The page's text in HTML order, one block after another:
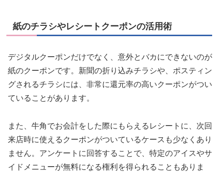
紙のチラシやレシートクーポンの活用術
デジタルクーポンだけでなく、意外とバカにできないのが
紙のクーポンです。新聞の折り込みチラシや、ポスティン
グされるチラシには、非常に還元率の高いクーポンがつい
ていることがあります。
また、牛角でお会計をした際にもらえるレシートに、次回
来店時に使えるクーポンがついているケースも少なくあり
ません。アンケートに回答することで、特定のアイスやサ
イドメニューが無料になる権利を得られることもありま